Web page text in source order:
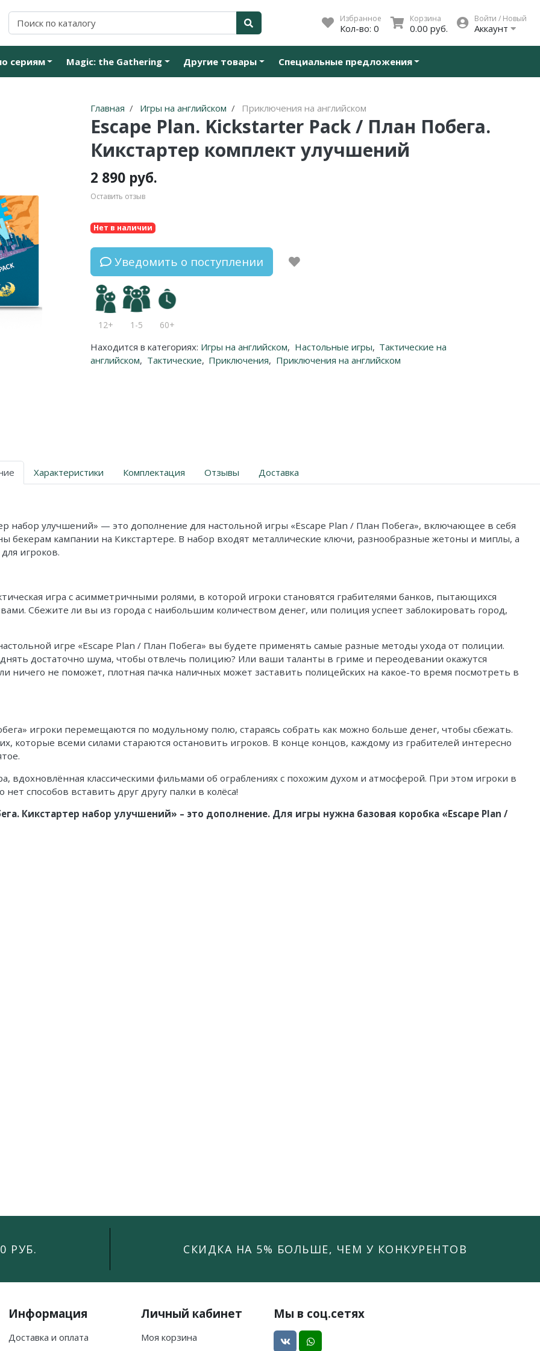
Избранное
Кол-во: 0
Корзина
0.00 руб.
Войти / Новый
Аккаунт
сериям Magic: the Gathering Другие товары Специальные предложения
Главная Игры на английском Приключения на английском
Escape Plan. Kickstarter Pack / План Побега.
Кикстартер комплект улучшений
2 890 руб.
Оставить отзыв
Нет в наличии
Уведомить о поступлении
12+ 1-5 60+
Находится в категориях: Игры на английском, Настольные игры, Тактические на
английском, Тактические, Приключения, Приключения на английском
Характеристики Комплектация Отзывы Доставка
набор улучшений» — это дополнение для настольной игры «Escape Plan / План Побега», включающее в себя
кампании на Кикстартере. В набор входят металлические ключи, разнообразные жетоны и миплы, а
игроков.
игра с асимметричными ролями, в которой игроки становятся грабителями банков, пытающихся
Сбежите ли вы из города с наибольшим количеством денег, или полиция успеет заблокировать город,
игре «Escape Plan / План Побега» вы будете применять самые разные методы ухода от полиции.
достаточно шума, чтобы отвлечь полицию? Или ваши таланты в гриме и переодевании окажутся
ничего не поможет, плотная пачка наличных может заставить полицейских на какое-то время посмотреть в
игроки перемещаются по модульному полю, стараясь собрать как можно больше денег, чтобы сбежать.
которые всеми силами стараются остановить игроков. В конце концов, каждому из грабителей интересно
вдохновлённая классическими фильмами об ограблениях с похожим духом и атмосферой. При этом игроки в
способов вставить друг другу палки в колёса!
Кикстартер набор улучшений» – это дополнение. Для игры нужна базовая коробка «Escape Plan /
РУБ. СКИДКА НА 5% БОЛЬШЕ, ЧЕМ У КОНКУРЕНТОВ
Информация
Доставка и оплата
Личный кабинет
Моя корзина
Мы в соц.сетях